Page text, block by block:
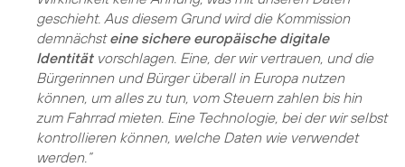
geschieht. Aus diesem Grund wird die Kommission
demnächsteine sichere europäische digitale
Identitätvorschlagen. Eine, der wir vertrauen, und die
Bürgerinnen und Bürger überall in Europa nutzen
können, um alles zu tun, vom Steuern zahlen bis hin
zum Fahrrad mieten. Eine Technologie, bei der wir selbst
kontrollieren können, welche Daten wie verwendet
werden.“